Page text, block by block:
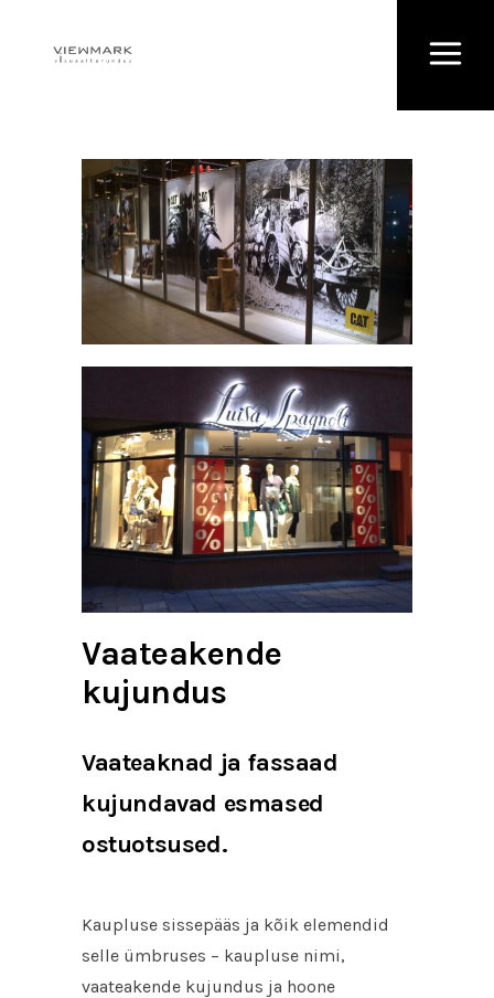
Vaateakende
kujundus
Vaateaknad ja fassaad
kujundavad esmased
ostuotsused.
Kaupluse sissepääs ja kõik elemendid
selle ümbruses – kaupluse nimi,
vaateakende kujundus ja hoone